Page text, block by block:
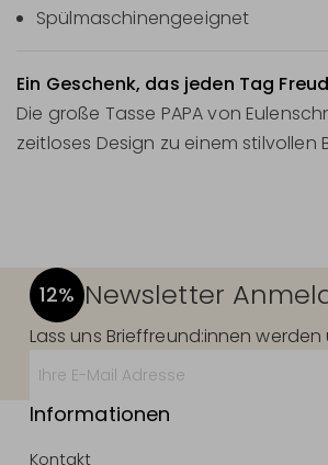
Spülmaschinengeeignet
Ein Geschenk, das jeden Tag
Die große Tasse PAPA von
zeitloses Design zu einem
12% Newsletter
Lass uns Brieffreund:innen
Informationen
Kontakt